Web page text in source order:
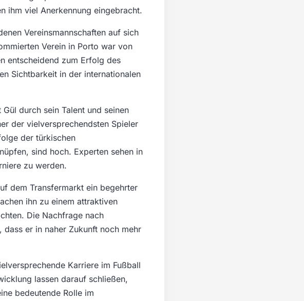
ihm viel Anerkennung eingebracht.
Vereinsmannschaften auf sich
Verein in Porto war von
entscheidend zum Erfolg des
Sichtbarkeit in der internationalen
durch sein Talent und seinen
der vielversprechendsten Spieler
der türkischen
sind hoch. Experten sehen in
zu werden.
dem Transfermarkt ein begehrter
ihn zu einem attraktiven
Die Nachfrage nach
er in naher Zukunft noch mehr
Karriere im Fußball
lassen darauf schließen,
bedeutende Rolle im